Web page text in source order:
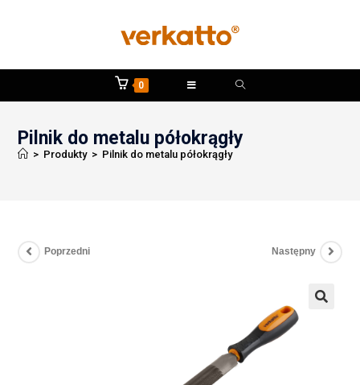
0
Pilnik do metalu półokrągły
> Produkty > Pilnik do metalu półokrągły
Poprzedni Następny